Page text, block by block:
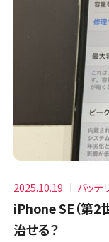
2025.10.19 バッテ
iPhone SE（第2
治せる？